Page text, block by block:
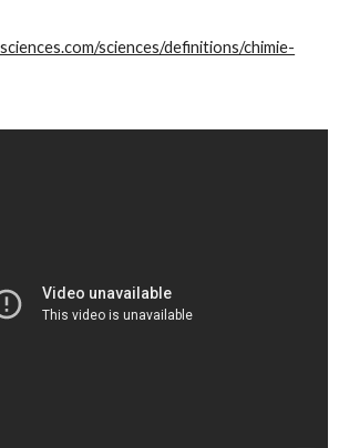
sciences/definitions/chimie-